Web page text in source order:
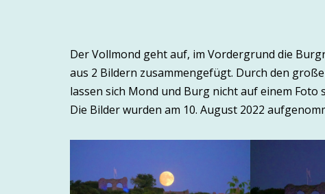
Der Vollmond geht auf, im Vordergrund die
aus 2 Bildern zusammengefügt. Durch den
lassen sich Mond und Burg nicht auf einem
Die Bilder wurden am 10. August 2022